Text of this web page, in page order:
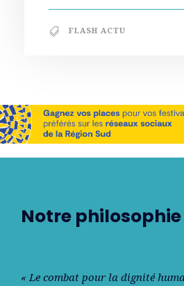
FLASH ACTU
Notre philosophie
« Le combat pour la dignité